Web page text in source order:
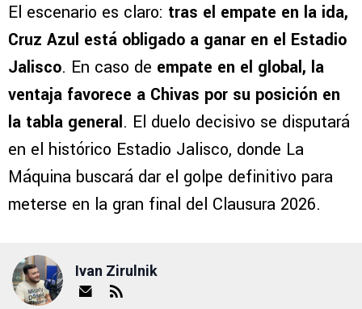
El escenario es claro: tras el empate en la ida,
Cruz Azul está obligado a ganar en el Estadio
Jalisco. En caso de empate en el global, la
ventaja favorece a Chivas por su posición en
la tabla general. El duelo decisivo se disputará
en el histórico Estadio Jalisco, donde La
Máquina buscará dar el golpe definitivo para
meterse en la gran final del Clausura 2026.
Ivan Zirulnik